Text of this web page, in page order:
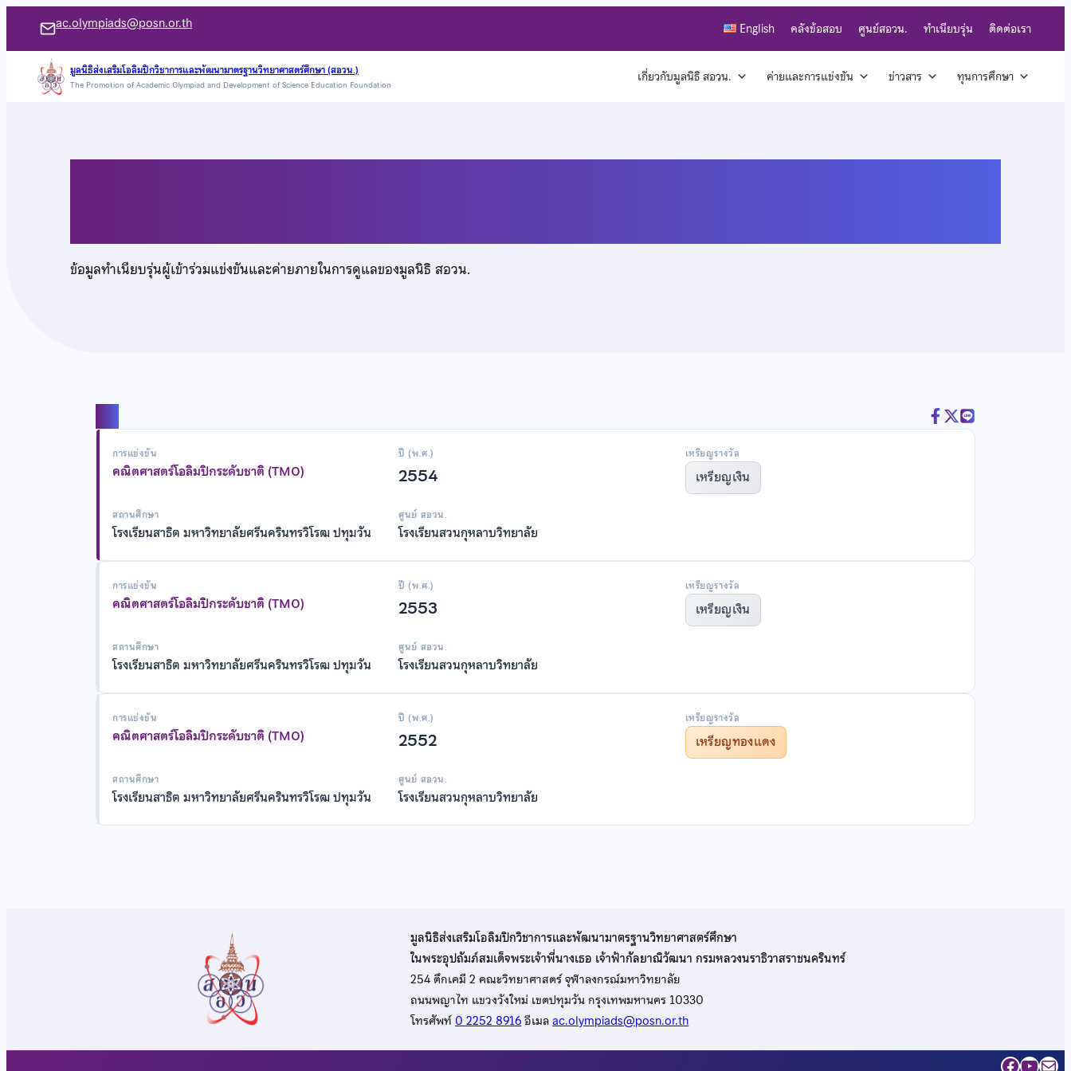
เนื้อหา
ac.olympiads@posn.or.th English คลังข้อสอบ ศูนย์สอวน. ทำเนียบรุ่น ติดต่อเรา
มูลนิธิส่งเสริมโอลิมปิกวิชาการและพัฒนามาตรฐานวิทยาศาสตร์ศึกษา (สอวน.)
The Promotion of Academic Olympiad and Development of Science Education Foundation เกี่ยวกับมูลนิธิ สอวน. ค่ายและการแข่งขัน ข่าวสาร ทุนการศึกษา
ข้อมูลทำเนียบรุ่นผู้เข้าร่วมแข่งขันและค่ายภายในการดูแลของมูลนิธิ สอวน.
การแข่งขัน
คณิตศาสตร์โอลิมปิกระดับชาติ (TMO)
ปี (พ.ศ.)
2554
เหรียญรางวัล
เหรียญเงิน
สถานศึกษา
โรงเรียนสาธิต มหาวิทยาลัยศรีนครินทรวิโรฒ ปทุมวัน
ศูนย์ สอวน.
โรงเรียนสวนกุหลาบวิทยาลัย
การแข่งขัน
คณิตศาสตร์โอลิมปิกระดับชาติ (TMO)
ปี (พ.ศ.)
2553
เหรียญรางวัล
เหรียญเงิน
สถานศึกษา
โรงเรียนสาธิต มหาวิทยาลัยศรีนครินทรวิโรฒ ปทุมวัน
ศูนย์ สอวน.
โรงเรียนสวนกุหลาบวิทยาลัย
การแข่งขัน
คณิตศาสตร์โอลิมปิกระดับชาติ (TMO)
ปี (พ.ศ.)
2552
เหรียญรางวัล
เหรียญทองแดง
สถานศึกษา
โรงเรียนสาธิต มหาวิทยาลัยศรีนครินทรวิโรฒ ปทุมวัน
ศูนย์ สอวน.
โรงเรียนสวนกุหลาบวิทยาลัย
มูลนิธิส่งเสริมโอลิมปิกวิชาการและพัฒนามาตรฐานวิทยาศาสตร์ศึกษา
ในพระอุปถัมภ์สมเด็จพระเจ้าพี่นางเธอ เจ้าฟ้ากัลยาณิวัฒนา กรมหลวงนราธิวาสราชนครินทร์
254 ตึกเคมี 2 คณะวิทยาศาสตร์ จุฬาลงกรณ์มหาวิทยาลัย
ถนนพญาไท แขวงวังใหม่ เขตปทุมวัน กรุงเทพมหานคร 10330
โทรศัพท์0 2252 8916อีเมลac.olympiads@posn.or.th